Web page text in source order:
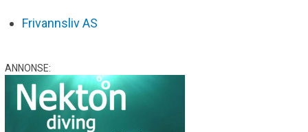
Frivannsliv AS
ANNONSE: